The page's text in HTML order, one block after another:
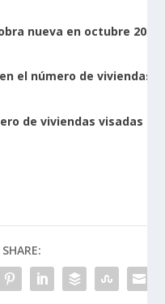
nueva en octubre 2011
el número de viviendas
de viviendas visadas
SHARE: